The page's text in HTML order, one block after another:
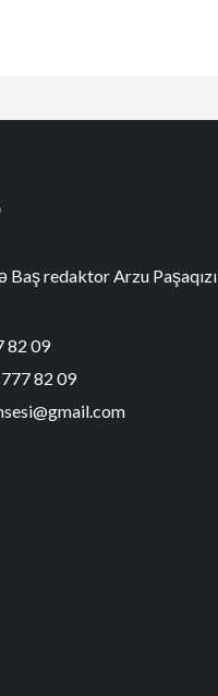
Baş redaktor Arzu Paşaqızı
82 09
82 09